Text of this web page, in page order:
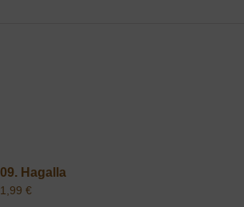
09. Hagalla
1,99 €